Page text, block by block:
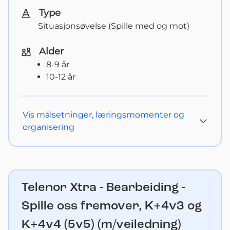
Type
Situasjonsøvelse (Spille med og mot)
Alder
8-9 år
10-12 år
Vis målsetninger, læringsmomenter og
organisering
Telenor Xtra - Bearbeiding -
Spille oss fremover, K+4v3 og
K+4v4 (5v5) (m/veiledning)